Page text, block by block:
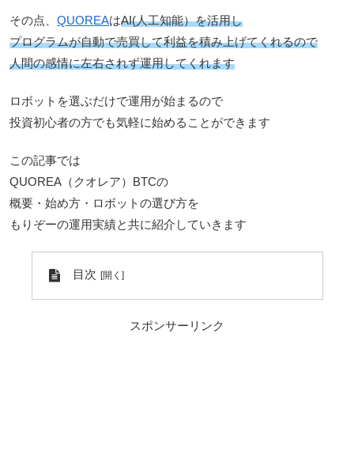
その点、 QUOREAはAI(人工知能）を活用し
プログラムが自動で売買して利益を積み上げてくれるので
人間の感情に左右されず運用してくれます
ロボットを選ぶだけで運用が始まるので
投資初心者の方でも気軽に始めることができます
この記事では
QUOREA（クオレア）BTCの
概要・始め方・ロボットの選び方を
もりぞーの運用実績と共に紹介していきます
目次
スポンサーリンク